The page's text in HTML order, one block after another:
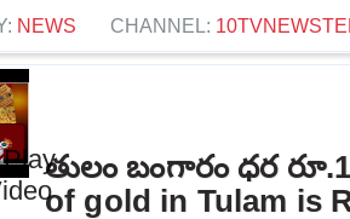
NEWS CHANNEL:
తులం బంగారం ధర
of gold in Tulam is